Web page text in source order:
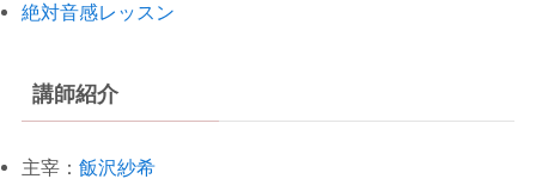
絶対音感レッスン
講師紹介
主宰： 飯沢紗希